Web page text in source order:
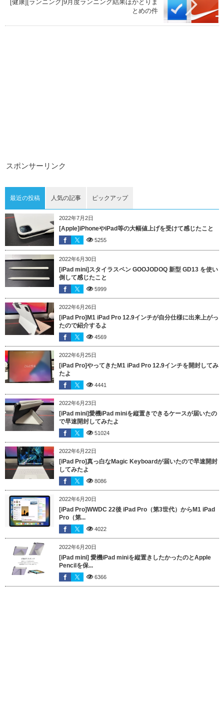
[健康][ランニング]9月度ランニング結果ほかとりま
とめの件
スポンサーリンク
最近の投稿 人気の記事 ピックアップ
2022年7月2日
[Apple]iPhoneやiPad等の大幅値上げを受けて感じたこと
5255
2022年6月30日
[iPad mini]スタイラスペン GOOJODOQ 新型 GD13 を使い
倒して感じたこと
5999
2022年6月26日
[iPad Pro]M1 iPad Pro 12.9インチが自分仕様に出来上がっ
たので紹介するよ
4569
2022年6月25日
[iPad Pro]やってきたM1 iPad Pro 12.9インチを開封してみ
たよ
4441
2022年6月23日
[iPad mini]愛機iPad miniを縦置きできるケースが届いたの
で早速開封してみたよ
51024
2022年6月22日
[iPad Pro]真っ白なMagic Keyboardが届いたので早速開封
してみたよ
8086
2022年6月20日
[iPad Pro]WWDC 22後 iPad Pro（第3世代）からM1 iPad
Pro（第...
4022
2022年6月20日
[iPad mini] 愛機iPad miniを縦置きしたかったのとApple
Pencilを保...
6366